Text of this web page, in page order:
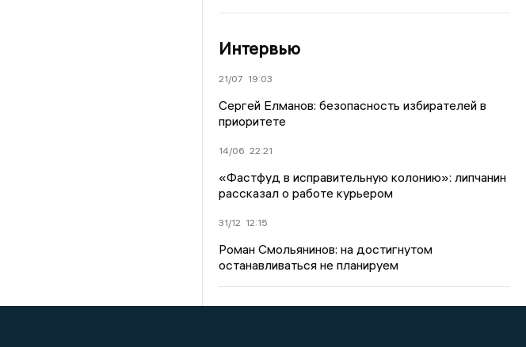
Интервью
21/07 19:03
Сергей Елманов: безопасность избирателей в
приоритете
14/06 22:21
«Фастфуд в исправительную колонию»: липчанин
рассказал о работе курьером
31/12 12:15
Роман Смольянинов: на достигнутом
останавливаться не планируем